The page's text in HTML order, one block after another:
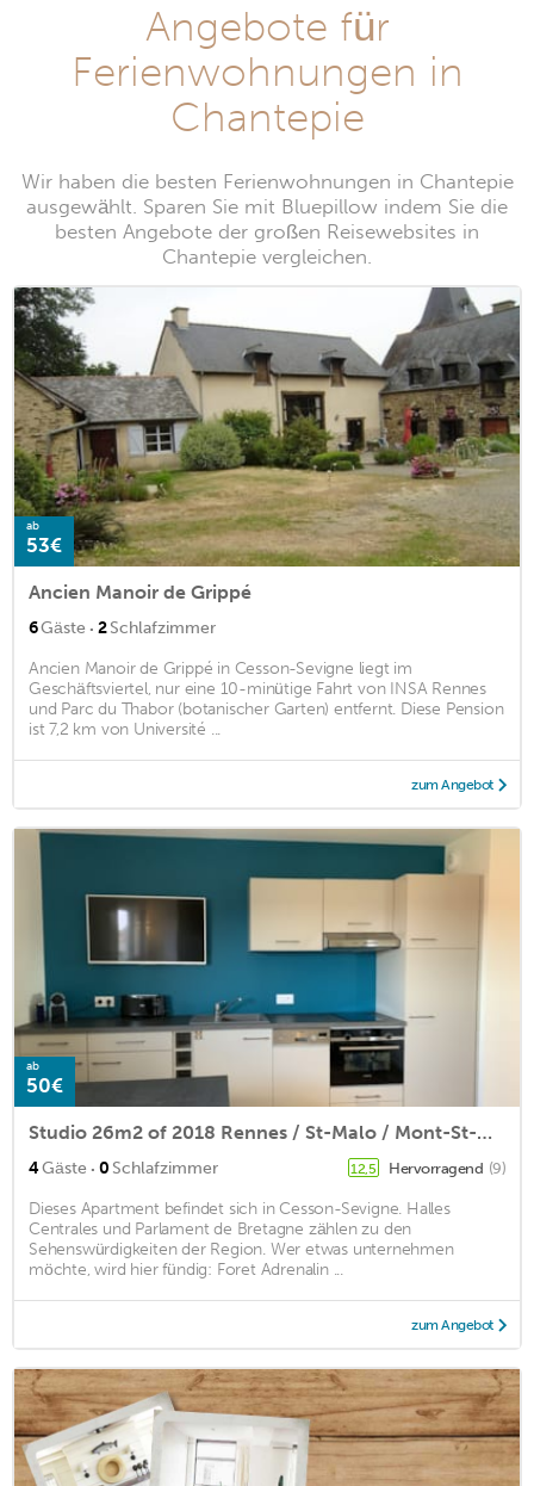
Angebote für
Ferienwohnungen in
Chantepie
Wir haben die besten Ferienwohnungen in Chantepie
ausgewählt. Sparen Sie mit Bluepillow indem Sie die
besten Angebote der großen Reisewebsites in
Chantepie vergleichen.
ab
53€
Ancien Manoir de Grippé
6Gäste · 2Schlafzimmer
Ancien Manoir de Grippé in Cesson-Sevigne liegt im
Geschäftsviertel, nur eine 10-minütige Fahrt von INSA Rennes
und Parc du Thabor (botanischer Garten) entfernt. Diese Pension
ist 7,2 km von Université ...
zum Angebot
ab
50€
Studio 26m2 of 2018 Rennes / St-Malo / Mont-St-Michel
4Gäste · 0 Schlafzimmer 12,5 Hervorragend (9)
Dieses Apartment befindet sich in Cesson-Sevigne. Halles
Centrales und Parlament de Bretagne zählen zu den
Sehenswürdigkeiten der Region. Wer etwas unternehmen
möchte, wird hier fündig: Foret Adrenalin ...
zum Angebot